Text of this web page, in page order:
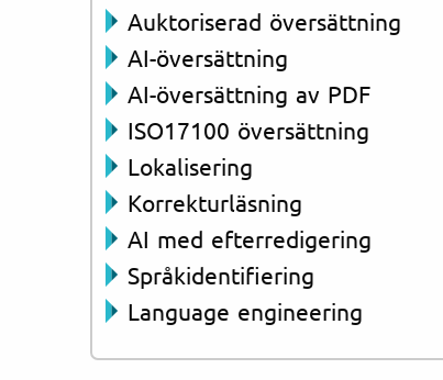
Auktoriserad översättning
AI-översättning
AI-översättning av PDF
ISO17100 översättning
Lokalisering
Korrekturläsning
AI med efterredigering
Språkidentifiering
Language engineering